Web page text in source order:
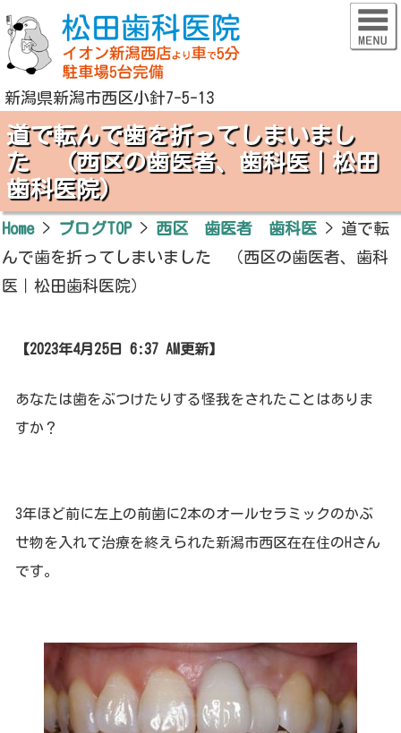
新潟県新潟市西区小針7-5-13
道で転んで歯を折ってしまいまし
た （西区の歯医者、歯科医｜松田
歯科医院）
Home> ブログTOP> 西区 歯医者 歯科医 > 道で転
んで歯を折ってしまいました （西区の歯医者、歯科
医｜松田歯科医院）
【2023年4月25日 6:37 AM更新】
あなたは歯をぶつけたりする怪我をされたことはありま
すか？
3年ほど前に左上の前歯に2本のオールセラミックのかぶ
せ物を入れて治療を終えられた新潟市西区在在住のHさん
です。